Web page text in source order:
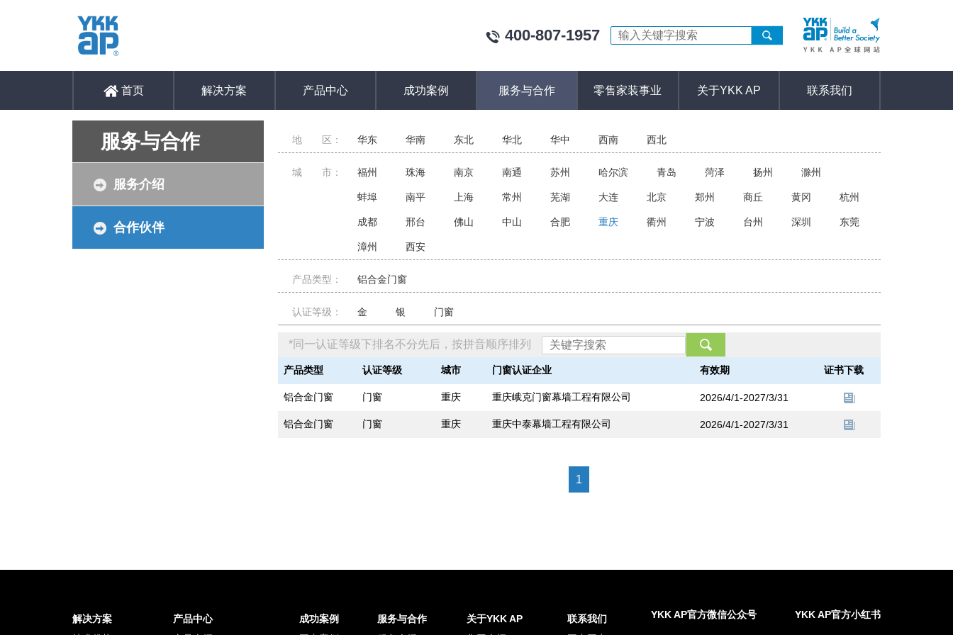
400-807-1957
首页 解决方案 产品中心 成功案例 服务与合作 零售家装事业 关于YKK AP 联系我们
服务与合作
服务介绍
合作伙伴
地 区： 华东 华南 东北 华北 华中 西南 西北
城 市： 福州 珠海 南京 南通 苏州 哈尔滨 青岛 菏泽 扬州 滁州
蚌埠 南平 上海 常州 芜湖 大连 北京 郑州 商丘 黄冈 杭州
成都 邢台 佛山 中山 合肥 重庆 衢州 宁波 台州 深圳 东莞
漳州 西安
产品类型： 铝合金门窗
认证等级： 金 银 门窗
*同一认证等级下排名不分先后，按拼音顺序排列
产品类型 认证等级 城市 门窗认证企业 有效期 证书下载
铝合金门窗 门窗 重庆 重庆峨克门窗幕墙工程有限公司 2026/4/1-2027/3/31
铝合金门窗 门窗 重庆 重庆中泰幕墙工程有限公司 2026/4/1-2027/3/31
1
解决方案 产品中心 成功案例 服务与合作 关于YKK AP
联系我们
YKK AP官方微信公众号 YKK AP官方小红书